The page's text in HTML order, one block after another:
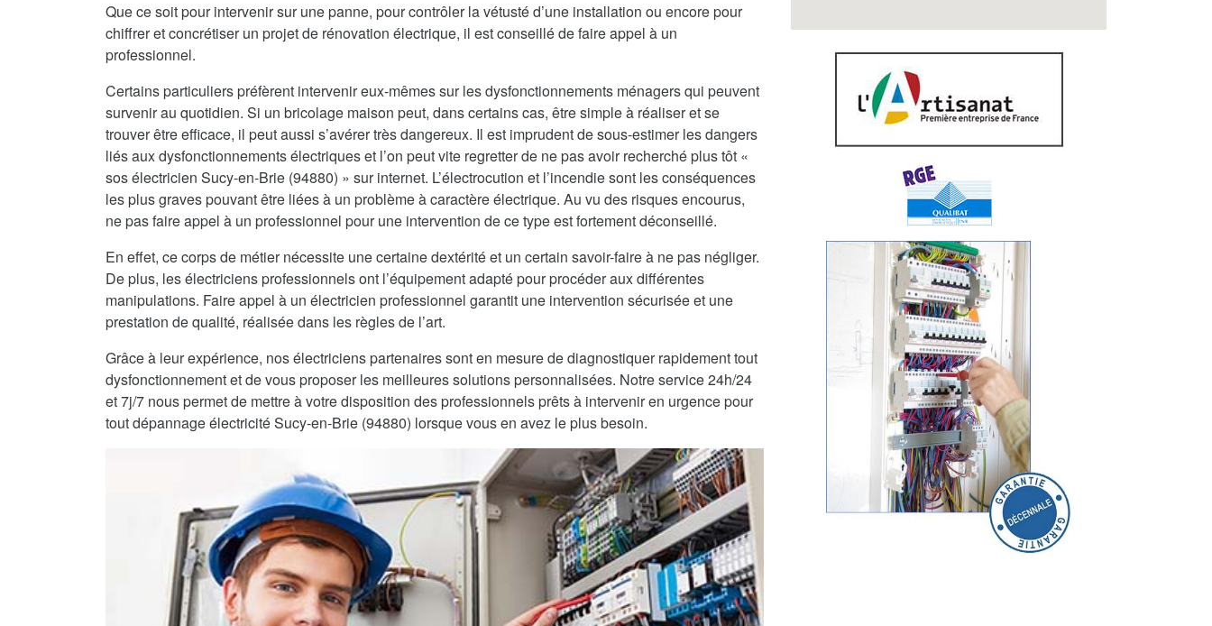
Que ce soit pour intervenir sur une panne, pour contrôler la vétusté d’une installation ou encore pour
chiffrer et concrétiser un projet de rénovation électrique, il est conseillé de faire appel à un
professionnel.
Certains particuliers préfèrent intervenir eux-mêmes sur les dysfonctionnements ménagers qui peuvent
survenir au quotidien. Si un bricolage maison peut, dans certains cas, être simple à réaliser et se
trouver être efficace, il peut aussi s’avérer très dangereux. Il est imprudent de sous-estimer les dangers
liés aux dysfonctionnements électriques et l’on peut vite regretter de ne pas avoir recherché plus tôt «
sos électricien Sucy-en-Brie (94880) » sur internet. L’électrocution et l’incendie sont les conséquences
les plus graves pouvant être liées à un problème à caractère électrique. Au vu des risques encourus,
ne pas faire appel à un professionnel pour une intervention de ce type est fortement déconseillé.
En effet, ce corps de métier nécessite une certaine dextérité et un certain savoir-faire à ne pas négliger.
De plus, les électriciens professionnels ont l’équipement adapté pour procéder aux différentes
manipulations. Faire appel à un électricien professionnel garantit une intervention sécurisée et une
prestation de qualité, réalisée dans les règles de l’art.
Grâce à leur expérience, nos électriciens partenaires sont en mesure de diagnostiquer rapidement tout
dysfonctionnement et de vous proposer les meilleures solutions personnalisées. Notre service 24h/24
et 7j/7 nous permet de mettre à votre disposition des professionnels prêts à intervenir en urgence pour
tout dépannage électricité Sucy-en-Brie (94880) lorsque vous en avez le plus besoin.